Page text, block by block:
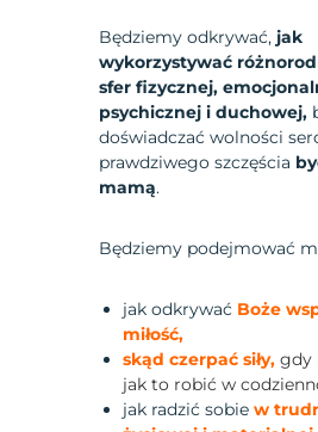
Będziemy odkrywać, jak
wykorzystywać
sfer fizycznej,
psychicznej i duchowej,
doświadczać wolności
prawdziwego szczęścia
mamą.
Będziemy podejmować
jak odkrywać Boże
miłość,
skąd czerpać siły, gdy
jak to robić w
jak radzić sobiew